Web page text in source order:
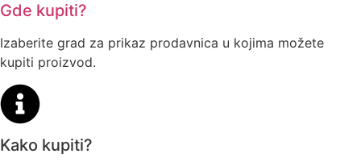
Gde kupiti?
Izaberite grad za prikaz prodavnica u kojima možete
kupiti proizvod.
Kako kupiti?